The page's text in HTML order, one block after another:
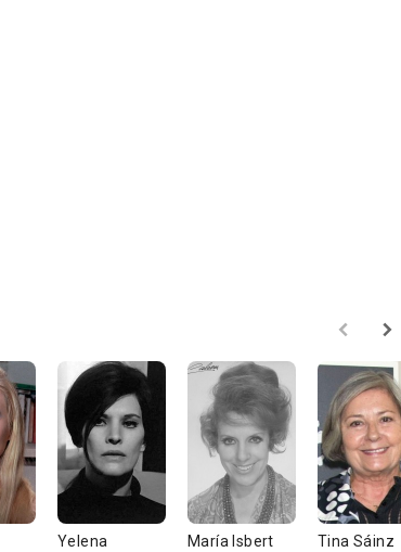
Yelena
María Isbert Tina Sáinz